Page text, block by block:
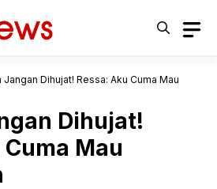
Jangan Dihujat! Ressa: Aku Cuma Mau
Dihujat!
Mau